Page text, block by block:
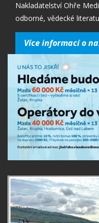
Nakladatelství Ohře
odborné, vědecké
Více informací o